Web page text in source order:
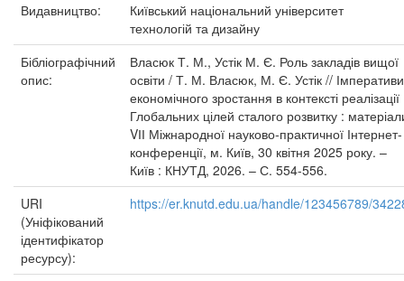
Видавництво:
Київський національний університет
технологій та дизайну
Бібліографічний
опис:
Власюк Т. М., Устік М. Є. Роль закладів вищої
освіти / Т. М. Власюк, М. Є. Устік // Імперативи
економічного зростання в контексті реалізації
Глобальних цілей сталого розвитку :
VІІ Міжнародної науково-практичної Інтернет-
конференції, м. Київ, 30 квітня 2025 року. –
Київ : КНУТД, 2026. – С. 554-556.
URI
(Уніфікований
ідентифікатор
ресурсу):
https://er.knutd.edu.ua/handle/123456789/